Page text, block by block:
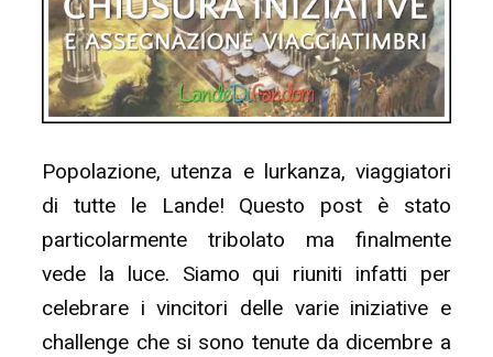
Popolazione, utenza e lurkanza, viaggiatori
di tutte le Lande! Questo post è stato
particolarmente tribolato ma finalmente
vede la luce. Siamo qui riuniti infatti per
celebrare i vincitori delle varie iniziative e
challenge che si sono tenute da dicembre a